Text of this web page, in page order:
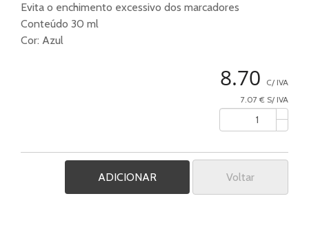
Evita o enchimento excessivo dos marcadores
Conteúdo 30 ml
Cor: Azul
8.70
C/ IVA
7.07 € S/ IVA
Voltar